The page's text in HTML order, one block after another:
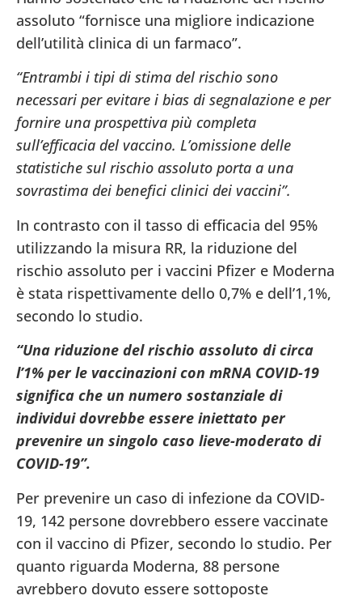
assoluto “fornisce una migliore indicazione
dell’utilità clinica di un farmaco”.
“Entrambi i tipi di stima del rischio sono
necessari per evitare i bias di segnalazione e per
fornire una prospettiva più completa
sull’efficacia del vaccino. L’omissione delle
statistiche sul rischio assoluto porta a una
sovrastima dei benefici clinici dei vaccini”.
In contrasto con il tasso di efficacia del 95%
utilizzando la misura RR, la riduzione del
rischio assoluto per i vaccini Pfizer e Moderna
è stata rispettivamente dello 0,7% e dell’1,1%,
secondo lo studio.
“Una riduzione del rischio assoluto di circa
l’1% per le vaccinazioni con mRNA COVID-19
significa che un numero sostanziale di
individui dovrebbe essere iniettato per
prevenire un singolo caso lieve-moderato di
COVID-19”.
Per prevenire un caso di infezione da COVID-
19, 142 persone dovrebbero essere vaccinate
con il vaccino di Pfizer, secondo lo studio. Per
quanto riguarda Moderna, 88 persone
avrebbero dovuto essere sottoposte